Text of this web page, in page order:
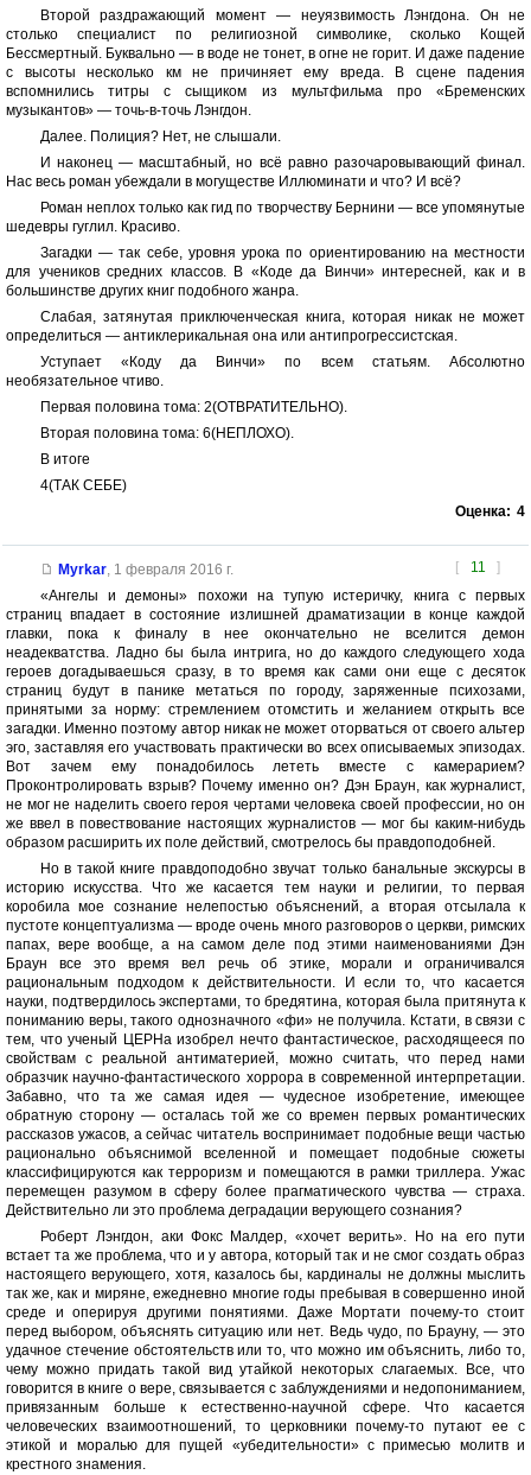
Второй раздражающий момент — неуязвимость Лэнгдона. Он не
столько специалист по религиозной символике, сколько Кощей
Бессмертный. Буквально — в воде не тонет, в огне не горит. И даже падение
с высоты несколько км не причиняет ему вреда. В сцене падения
вспомнились титры с сыщиком из мультфильма про «Бременских
музыкантов» — точь-в-точь Лэнгдон.
Далее. Полиция? Нет, не слышали.
И наконец — масштабный, но всё равно разочаровывающий финал.
Нас весь роман убеждали в могуществе Иллюминати и что? И всё?
Роман неплох только как гид по творчеству Бернини — все упомянутые
шедевры гуглил. Красиво.
Загадки — так себе, уровня урока по ориентированию на местности
для учеников средних классов. В «Коде да Винчи» интересней, как и в
большинстве других книг подобного жанра.
Слабая, затянутая приключенческая книга, которая никак не может
определиться — антиклерикальная она или антипрогрессистская.
Уступает «Коду да Винчи» по всем статьям. Абсолютно
необязательное чтиво.
Первая половина тома: 2(ОТВРАТИТЕЛЬНО).
Вторая половина тома: 6(НЕПЛОХО).
В итоге
4(ТАК СЕБЕ)
Оценка: 4
[ 11 ]
Myrkar, 1 февраля 2016 г.
«Ангелы и демоны» похожи на тупую истеричку, книга с первых
страниц впадает в состояние излишней драматизации в конце каждой
главки, пока к финалу в нее окончательно не вселится демон
неадекватства. Ладно бы была интрига, но до каждого следующего хода
героев догадываешься сразу, в то время как сами они еще с десяток
страниц будут в панике метаться по городу, заряженные психозами,
принятыми за норму: стремлением отомстить и желанием открыть все
загадки. Именно поэтому автор никак не может оторваться от своего альтер
эго, заставляя его участвовать практически во всех описываемых эпизодах.
Вот зачем ему понадобилось лететь вместе с камерарием?
Проконтролировать взрыв? Почему именно он? Дэн Браун, как журналист,
не мог не наделить своего героя чертами человека своей профессии, но он
же ввел в повествование настоящих журналистов — мог бы каким-нибудь
образом расширить их поле действий, смотрелось бы правдоподобней.
Но в такой книге правдоподобно звучат только банальные экскурсы в
историю искусства. Что же касается тем науки и религии, то первая
коробила мое сознание нелепостью объяснений, а вторая отсылала к
пустоте концептуализма — вроде очень много разговоров о церкви, римских
папах, вере вообще, а на самом деле под этими наименованиями Дэн
Браун все это время вел речь об этике, морали и ограничивался
рациональным подходом к действительности. И если то, что касается
науки, подтвердилось экспертами, то бредятина, которая была притянута к
пониманию веры, такого однозначного «фи» не получила. Кстати, в связи с
тем, что ученый ЦЕРНа изобрел нечто фантастическое, расходящееся по
свойствам с реальной антиматерией, можно считать, что перед нами
образчик научно-фантастического хоррора в современной интерпретации.
Забавно, что та же самая идея — чудесное изобретение, имеющее
обратную сторону — осталась той же со времен первых романтических
рассказов ужасов, а сейчас читатель воспринимает подобные вещи частью
рационально объяснимой вселенной и помещает подобные сюжеты
классифицируются как терроризм и помещаются в рамки триллера. Ужас
перемещен разумом в сферу более прагматического чувства — страха.
Действительно ли это проблема деградации верующего сознания?
Роберт Лэнгдон, аки Фокс Малдер, «хочет верить». Но на его пути
встает та же проблема, что и у автора, который так и не смог создать образ
настоящего верующего, хотя, казалось бы, кардиналы не должны мыслить
так же, как и миряне, ежедневно многие годы пребывая в совершенно иной
среде и оперируя другими понятиями. Даже Мортати почему-то стоит
перед выбором, объяснять ситуацию или нет. Ведь чудо, по Брауну, — это
удачное стечение обстоятельств или то, что можно им объяснить, либо то,
чему можно придать такой вид утайкой некоторых слагаемых. Все, что
говорится в книге о вере, связывается с заблуждениями и недопониманием,
привязанным больше к естественно-научной сфере. Что касается
человеческих взаимоотношений, то церковники почему-то путают ее с
этикой и моралью для пущей «убедительности» с примесью молитв и
крестного знамения.